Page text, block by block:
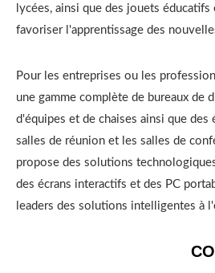
lycées, ainsi que des jouets
favoriser l'apprentissage des
Pour les entreprises ou les
une gamme complète de bureaux de
d'équipes et de chaises ainsi que des
salles de réunion et les salles de
propose des solutions
des écrans interactifs et des PC
leaders des solutions intelligentes à